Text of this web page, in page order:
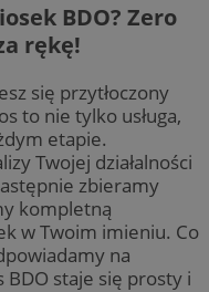
BDO? Zero
rękę!
się przytłoczony
to nie tylko usługa,
etapie.
Twojej działalności
zbieramy
kompletną
w Twoim imieniu. Co
na
staje się prosty i